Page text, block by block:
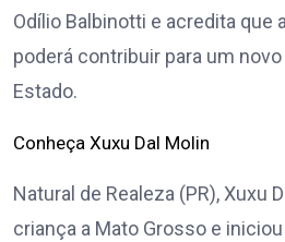
Odílio Balbinotti e acredita que
poderá contribuir para um
Estado.
Conheça Xuxu Dal Molin
Natural de Realeza (PR), Xuxu
criança a Mato Grosso e